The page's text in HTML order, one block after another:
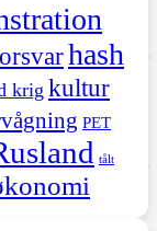
hash
krig kultur
PET
tålt